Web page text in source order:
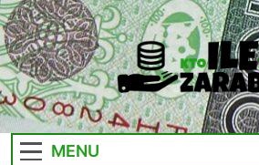
Skip
to
content
Zarobki Gwiazd,
MENU